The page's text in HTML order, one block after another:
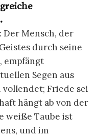
Der Mensch, der
durch seine
empfängt
Segen aus
vollendet; Friede sei
hängt ab von der
weiße Taube ist
und im